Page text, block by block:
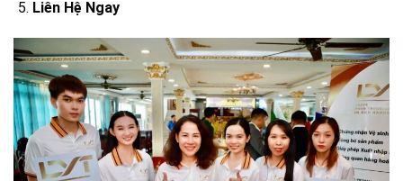
Liên Hệ Ngay